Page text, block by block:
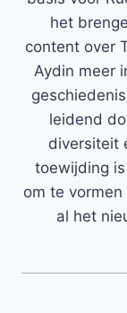
het
content over
Aydin meer
leidend
diversiteit
toewijding
om te
al het